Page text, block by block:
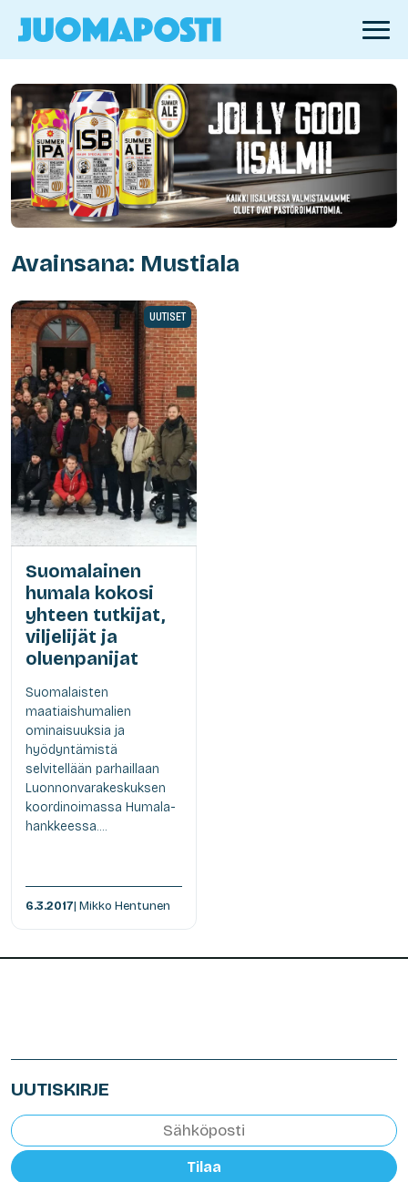
Avainsana: Mustiala
UUTISET
Suomalainen
humala kokosi
yhteen tutkijat,
viljelijät ja
oluenpanijat
Suomalaisten
maatiaishumalien
ominaisuuksia ja
hyödyntämistä
selvitellään parhaillaan
Luonnonvarakeskuksen
koordinoimassa Humala-
hankkeessa....
6.3.2017| Mikko Hentunen
UUTISKIRJE
Tilaa